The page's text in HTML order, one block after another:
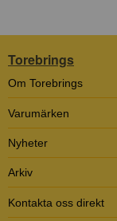
Torebrings
Om Torebrings
Varumärken
Nyheter
Arkiv
Kontakta oss direkt